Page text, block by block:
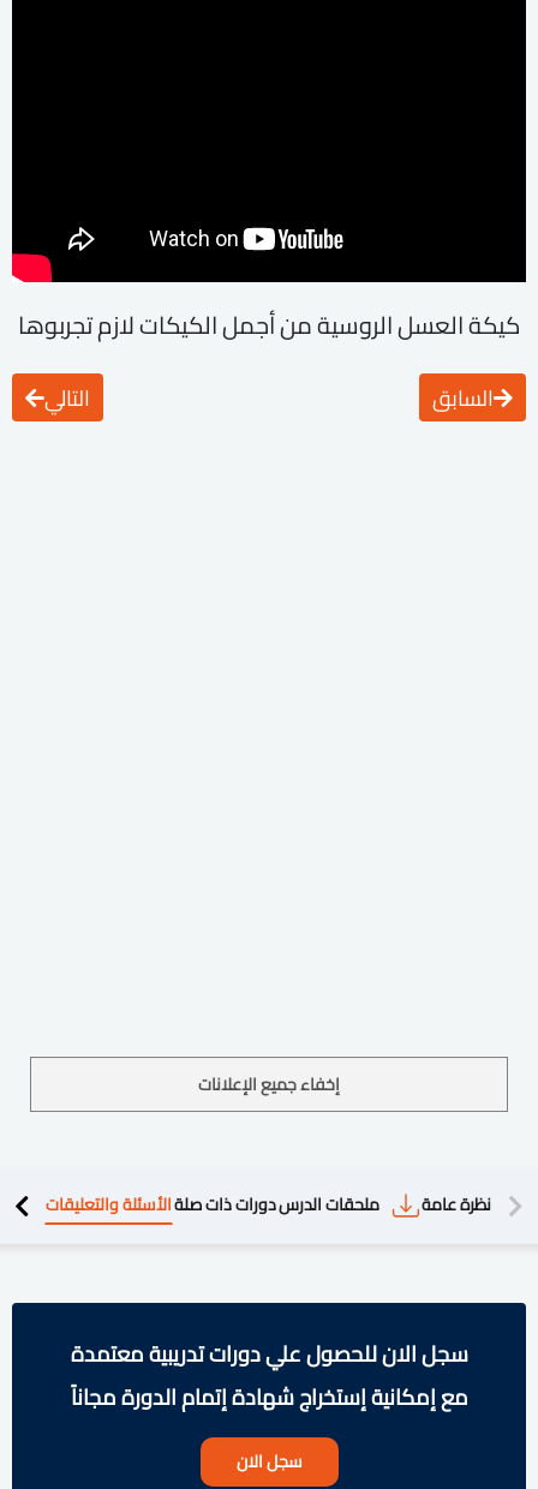
كيكة العسل الروسية من أجمل الكيكات لازم تجربوها
السابق التالي
إخفاء جميع الإعلانات
نظرة عامة ملحقات الدرسدورات ذات صلةالأسئلة والتعليقات
سجل الان للحصول علي دورات تدريبية معتمدة
مع إمكانية إستخراج شهادة إتمام الدورة مجاناً
سجل الان